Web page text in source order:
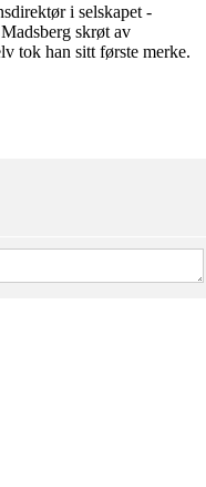
i selskapet -
skrøt av
tok han sitt første merke.